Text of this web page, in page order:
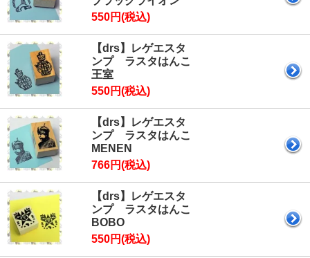
550円(税込)
【drs】レゲエスタ
ンプ ラスタはんこ
王室
550円(税込)
【drs】レゲエスタ
ンプ ラスタはんこ
MENEN
766円(税込)
【drs】レゲエスタ
ンプ ラスタはんこ
BOBO
550円(税込)